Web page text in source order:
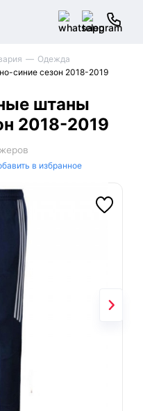
Одежда
синие сезон 2018-2019
штаны
2018-2019
в избранное